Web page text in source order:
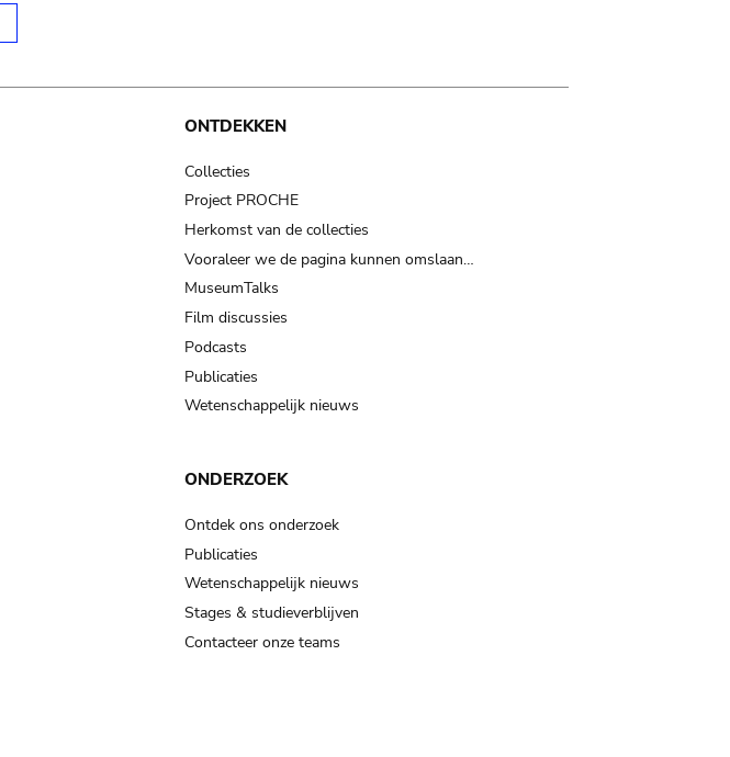
ONTDEKKEN
Collecties
Project PROCHE
Herkomst van de collecties
Vooraleer we de pagina kunnen omslaan…
MuseumTalks
Film discussies
Podcasts
Publicaties
Wetenschappelijk nieuws
ONDERZOEK
Ontdek ons onderzoek
Publicaties
Wetenschappelijk nieuws
Stages & studieverblijven
Contacteer onze teams